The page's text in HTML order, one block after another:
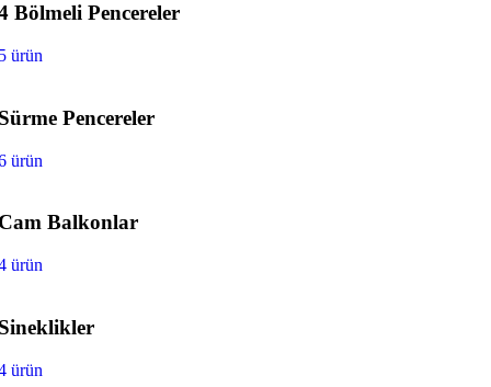
Bölmeli Pencereler
ürün
Pencereler
ürün
Balkonlar
ürün
ürün